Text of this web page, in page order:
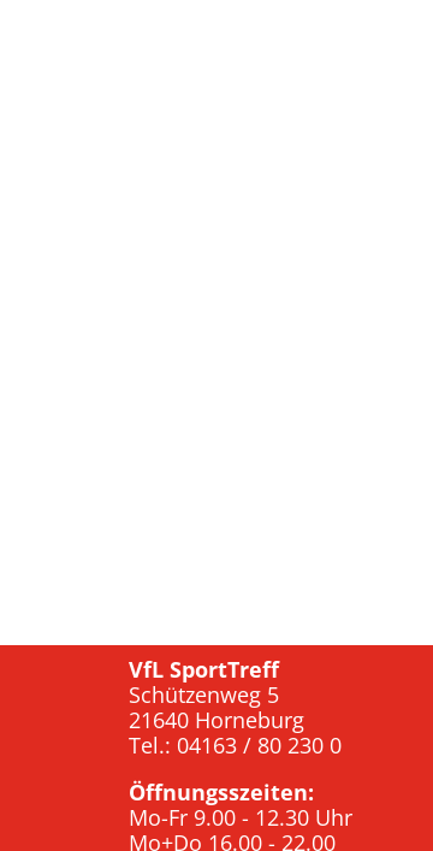
VfL SportTreff
Schützenweg 5
21640 Horneburg
Tel.: 04163 / 80 230 0
Öffnungsszeiten:
Mo-Fr 9.00 - 12.30 Uhr
Mo+Do 16.00 - 22.00